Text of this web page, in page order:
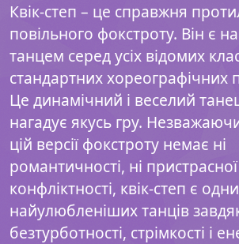
Квік-степ – це справжня
повільного фокстроту. Він є
танцем серед усіх відомих
стандартних хореографічних
Це динамічний і веселий
нагадує якусь гру.
цій версії фокстроту немає ні
романтичності, ні пристрасної
конфліктності, квік-степ є
найулюбленіших танців
безтурботності, стрімкості і